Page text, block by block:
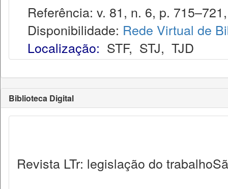
Referência: v. 81, n. 6, p.
Disponibilidade: Rede Virtual de
Localização: STF, STJ, TJD
Biblioteca Digital
Revista LTr: legislação do